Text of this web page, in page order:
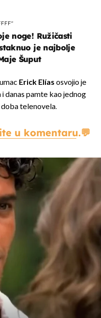
noge! Ružičasti
je najbolje
Šuput
Erick Elías osvojio je
danas pamte kao jednog
telenovela.
u komentaru.